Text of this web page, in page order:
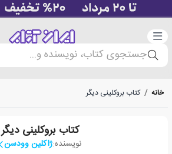
دسته‌بندی
جستجوی کتاب، نویسنده و...
خانه / کتاب بروکلینی دیگر
کتاب بروکلینی دیگر
نویسنده:ژاکلین وودسن